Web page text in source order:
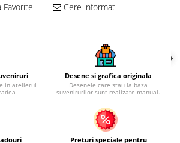
Favorite Cere informatii
in atelierul
Desene si grafica originala
Desenele care stau la baza
suvenirurilor sunt realizate manual.
Preturi speciale pentru